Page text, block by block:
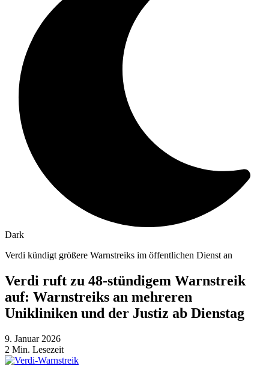
Dark
Verdi kündigt größere Warnstreiks im öffentlichen Dienst an
Verdi ruft zu 48-stündigem Warnstreik
auf: Warnstreiks an mehreren
Unikliniken und der Justiz ab Dienstag
9. Januar 2026
2 Min. Lesezeit